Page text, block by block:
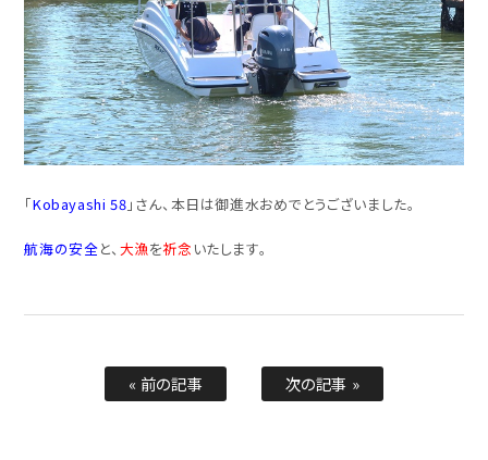
「Kobayashi 58 」さん、本日は御進水おめでとうございました。
航海の安全と、 大漁を祈念 いたします。
« 前の記事 次の記事 »